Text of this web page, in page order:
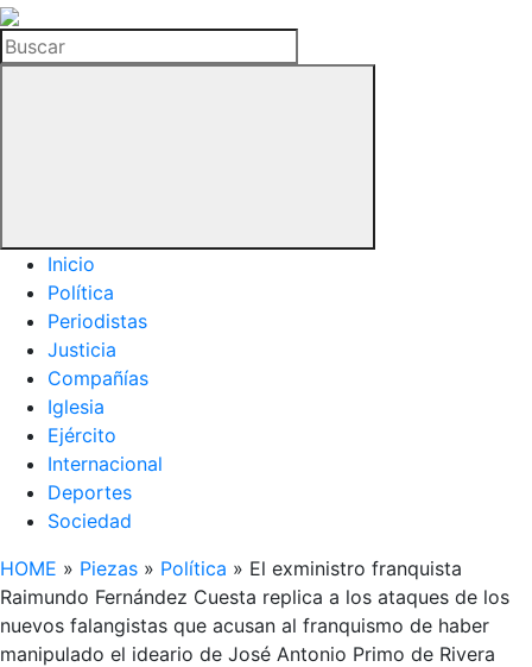
La
Hemeroteca
del
Buscar
Inicio
Política
Periodistas
Justicia
Compañías
Iglesia
Ejército
Internacional
Deportes
Sociedad
HOME » Piezas » Política » El exministro franquista
Raimundo Fernández Cuesta replica a los ataques de los
nuevos falangistas que acusan al franquismo de haber
manipulado el ideario de José Antonio Primo de Rivera